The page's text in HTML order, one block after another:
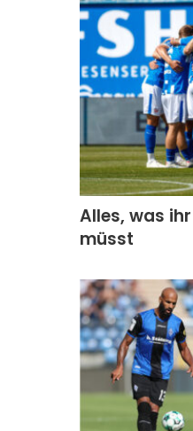
Alles, was
müsst